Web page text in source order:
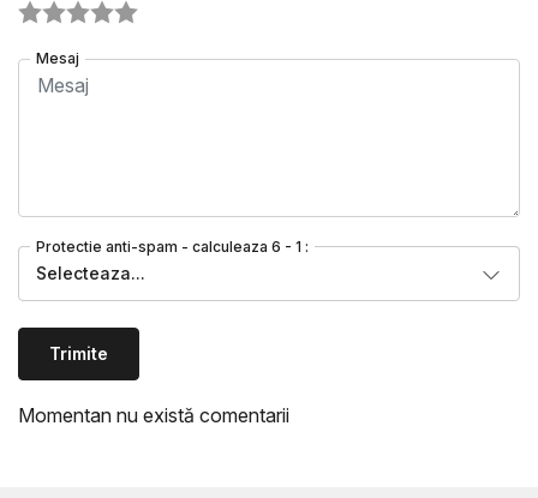
Mesaj
Protectie anti-spam - calculeaza 6 - 1 :
Selecteaza...
Trimite
Momentan nu există comentarii